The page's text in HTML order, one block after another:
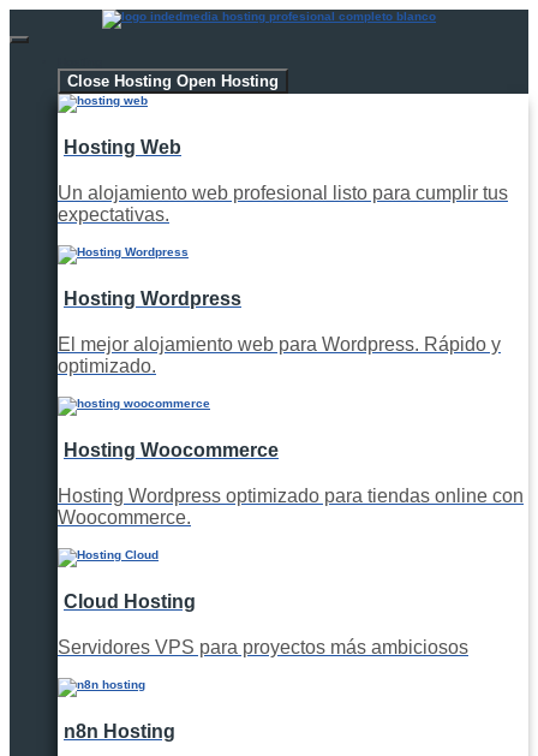
Close Hosting Open Hosting
Hosting Web
Un alojamiento web profesional listo para cumplir tus
expectativas.
Hosting Wordpress
El mejor alojamiento web para Wordpress. Rápido y
optimizado.
Hosting Woocommerce
Hosting Wordpress optimizado para tiendas online con
Woocommerce.
Cloud Hosting
Servidores VPS para proyectos más ambiciosos
n8n Hosting